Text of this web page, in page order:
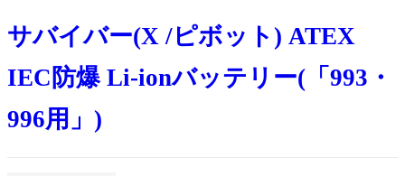
サバイバー(X /ピボット) ATEX
IEC防爆 Li-ionバッテリー(「993・
996用」)